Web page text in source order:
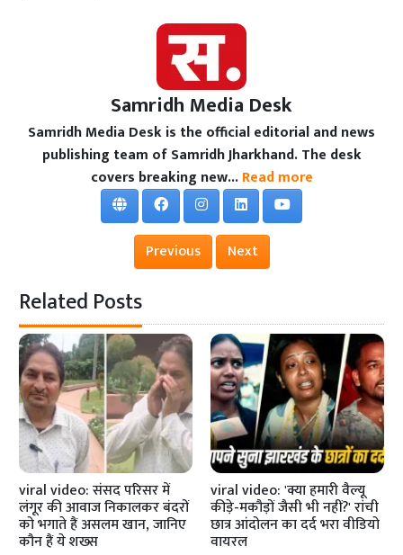
Samridh Media Desk
Samridh Media Desk is the official editorial and news
publishing team of Samridh Jharkhand. The desk
covers breaking new... Read more
Previous Next
Related Posts
viral video: संसद परिसर में
लंगूर की आवाज निकालकर बंदरों
को भगाते हैं असलम खान, जानिए
कौन हैं ये शख्स
viral video: 'क्या हमारी वैल्यू
कीड़े-मकौड़ों जैसी भी नहीं?' रांची
छात्र आंदोलन का दर्द भरा वीडियो
वायरल